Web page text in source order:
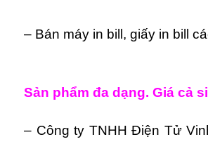
– Bán máy in bill, giấy in bill
Sản phẩm đa dạng. Giá cả
– Công ty TNHH Điện Tử